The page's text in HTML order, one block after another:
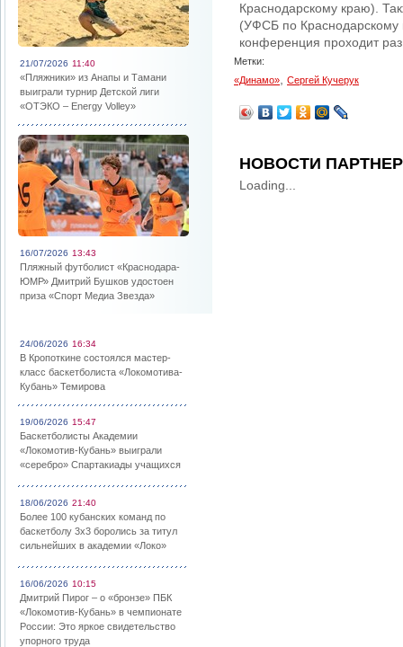
21/07/2026 11:40
«Пляжники» из Анапы и Тамани
выиграли турнир Детской лиги
«ОТЭКО – Energy Volley»
16/07/2026 13:43
Пляжный футболист «Краснодара-
ЮМР» Дмитрий Бушков удостоен
приза «Спорт Медиа Звезда»
24/06/2026 16:34
В Кропоткине состоялся мастер-
класс баскетболиста «Локомотива-
Кубань» Темирова
19/06/2026 15:47
Баскетболисты Академии
«Локомотив-Кубань» выиграли
«серебро» Спартакиады учащихся
18/06/2026 21:40
Более 100 кубанских команд по
баскетболу 3х3 боролись за титул
сильнейших в академии «Локо»
16/06/2026 10:15
Дмитрий Пирог – о «бронзе» ПБК
«Локомотив-Кубань» в чемпионате
России: Это яркое свидетельство
упорного труда
Краснодарскому краю).
(УФСБ по Краснодарскому
конференция проходит раз
Метки:
«Динамо»
Сергей Кучерук
НОВОСТИ
Loading...